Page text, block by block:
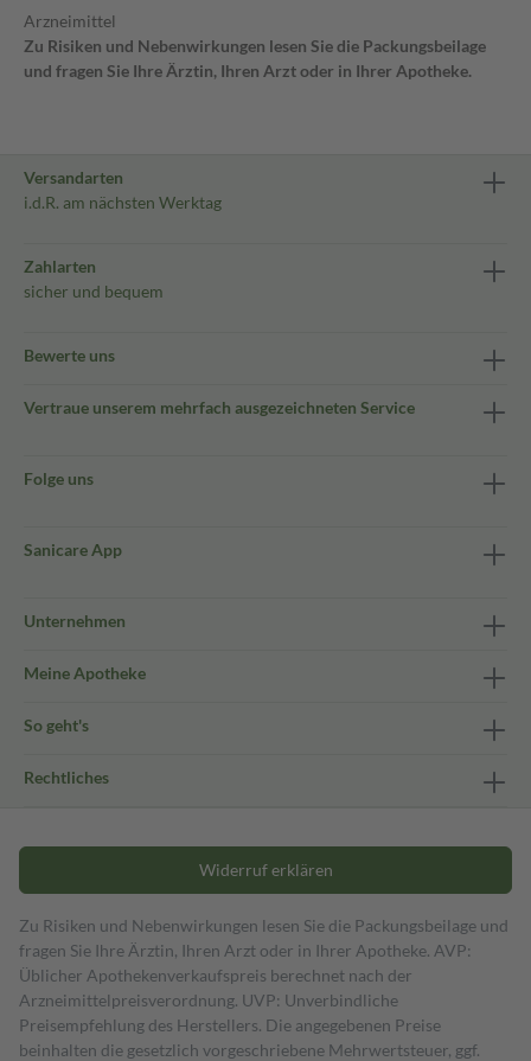
Arzneimittel
Zu Risiken und Nebenwirkungen lesen Sie die Packungsbeilage
und fragen Sie Ihre Ärztin, Ihren Arzt oder in Ihrer Apotheke.
Versandarten
i.d.R. am nächsten Werktag
Zahlarten
sicher und bequem
Bewerte uns
Vertraue unserem mehrfach ausgezeichneten Service
Folge uns
Sanicare App
Unternehmen
Meine Apotheke
So geht's
Rechtliches
Widerruf erklären
Zu Risiken und Nebenwirkungen lesen Sie die Packungsbeilage und
fragen Sie Ihre Ärztin, Ihren Arzt oder in Ihrer Apotheke. AVP:
Üblicher Apothekenverkaufspreis berechnet nach der
Arzneimittelpreisverordnung. UVP: Unverbindliche
Preisempfehlung des Herstellers. Die angegebenen Preise
beinhalten die gesetzlich vorgeschriebene Mehrwertsteuer, ggf.